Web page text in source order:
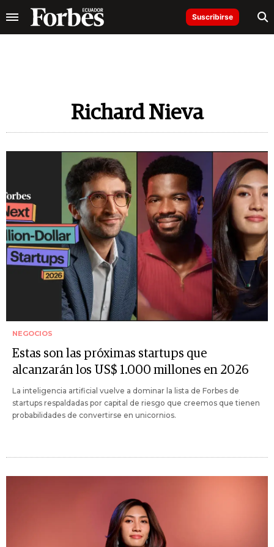
Suscribirse
Richard Nieva
NEGOCIOS
Estas son las próximas startups que
alcanzarán los US$ 1.000 millones en 2026
La inteligencia artificial vuelve a dominar la lista de Forbes de
startups respaldadas por capital de riesgo que creemos que tienen
probabilidades de convertirse en unicornios.